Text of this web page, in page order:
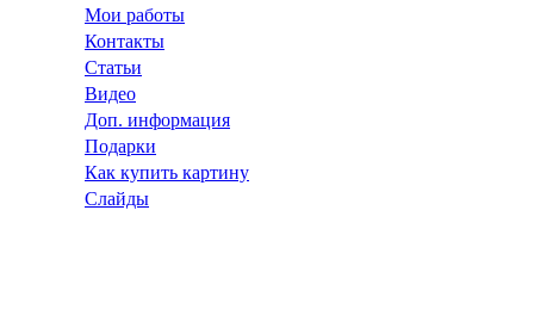
Мои работы
Контакты
Статьи
Видео
Доп. информация
Подарки
Как купить картину
Слайды